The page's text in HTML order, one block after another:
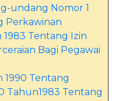
undang Nomor 1
Perkawinan
1983 Tentang Izin
Bagi Pegawai
1990 Tentang
Tahun1983 Tentang